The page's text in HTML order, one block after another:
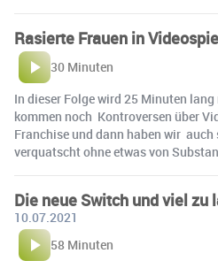
Rasierte Frauen in
30 Minuten
In dieser Folge wird 25 Minuten
kommen noch Kontroversen über
Franchise und dann haben wir auch
verquatscht ohne etwas von
Die neue Switch und viel zu
10.07.2021
58 Minuten